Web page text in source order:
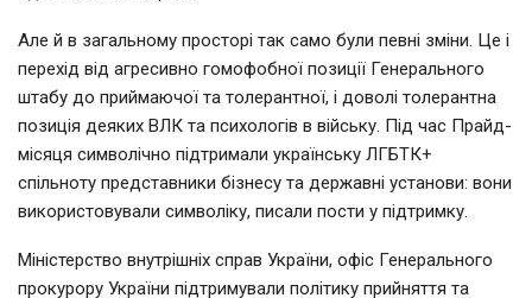
Але й в загальному просторі так само були певні зміни. Це і
перехід від агресивно гомофобної позиції Генерального
штабу до приймаючої та толерантної, і доволі толерантна
позиція деяких ВЛК та психологів в війську. Під час Прайд-
місяця символічно підтримали українську ЛГБТК+
спільноту представники бізнесу та державні установи: вони
використовували символіку, писали пости у підтримку.
Міністерство внутрішніх справ України, офіс Генерального
прокурору України підтримували політику прийняття та